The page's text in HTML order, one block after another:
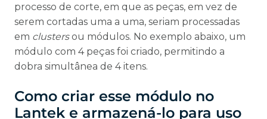
processo de corte, em que as peças, em vez de
serem cortadas uma a uma, seriam processadas
em clustersou módulos. No exemplo abaixo, um
módulo com 4 peças foi criado, permitindo a
dobra simultânea de 4 itens.
Como criar esse módulo no
Lantek e armazená-lo para uso